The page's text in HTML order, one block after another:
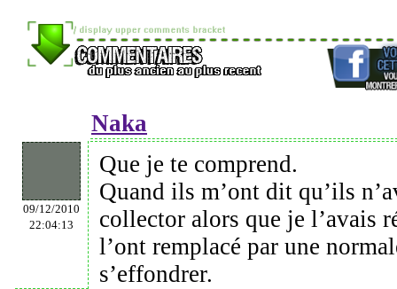
Naka
09/12/2010
22:04:13
Que je te comprend.
Quand ils m’ont dit qu’ils
collector alors que je l’avais
l’ont remplacé par une
s’effondrer.